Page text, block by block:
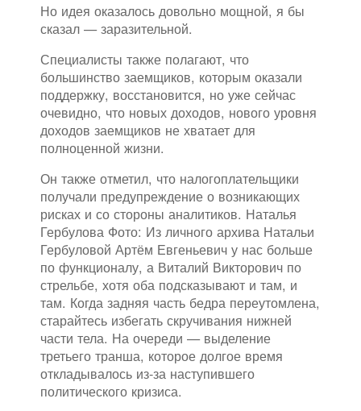
Но идея оказалось довольно мощной, я бы
сказал — заразительной.
Специалисты также полагают, что
большинство заемщиков, которым оказали
поддержку, восстановится, но уже сейчас
очевидно, что новых доходов, нового уровня
доходов заемщиков не хватает для
полноценной жизни.
Он также отметил, что налогоплательщики
получали предупреждение о возникающих
рисках и со стороны аналитиков. Наталья
Гербулова Фото: Из личного архива Натальи
Гербуловой Артём Евгеньевич у нас больше
по функционалу, а Виталий Викторович по
стрельбе, хотя оба подсказывают и там, и
там. Когда задняя часть бедра переутомлена,
старайтесь избегать скручивания нижней
части тела. На очереди — выделение
третьего транша, которое долгое время
откладывалось из-за наступившего
политического кризиса.